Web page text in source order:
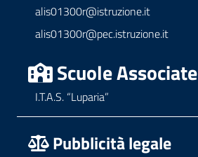
alis01300r@istruzione.it
alis01300r@pec.istruzione.it
Scuole Associate
I.T.A.S. “Luparia”
Pubblicità legale